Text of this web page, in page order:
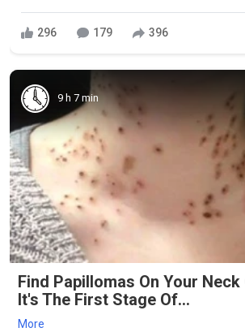
296 179 396
9 h 7 min
Find Papillomas On Your
It's The First Stage Of...
More